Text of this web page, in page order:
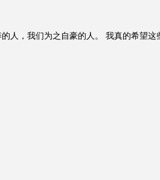
人，我们为之自豪的人。 我真的希望